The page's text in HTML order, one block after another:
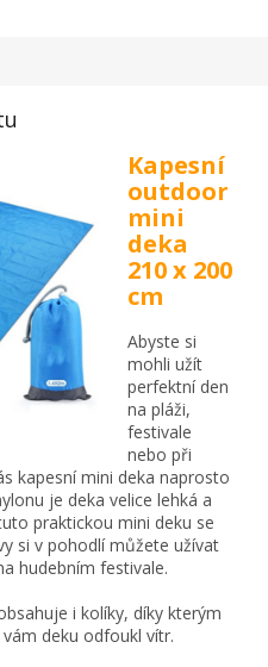
Kapesní
outdoor
mini
deka
210 x 200
cm
Abyste si
mohli užít
perfektní den
na pláži,
festivale
nebo při
kapesní mini deka naprosto
je deka velice lehká a
praktickou mini deku se
si v pohodlí můžete užívat
hudebním festivale.
i kolíky, díky kterým
deku odfoukl vítr.